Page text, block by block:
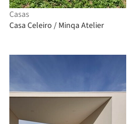
Casas
Casa Celeiro / Minqa Atelier